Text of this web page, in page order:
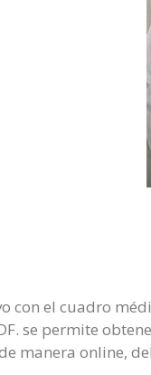
con el cuadro
se permite
manera online,